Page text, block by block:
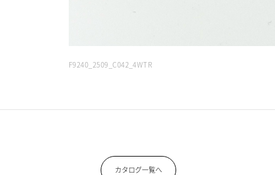
F9240_2509_C042_4WTR
カタログ一覧へ